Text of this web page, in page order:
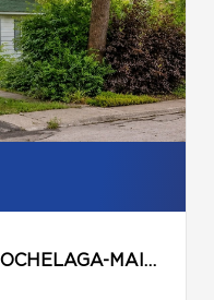
MONTRÉAL (MERCIER/HOCHELAGA-MAISONNEUVE)